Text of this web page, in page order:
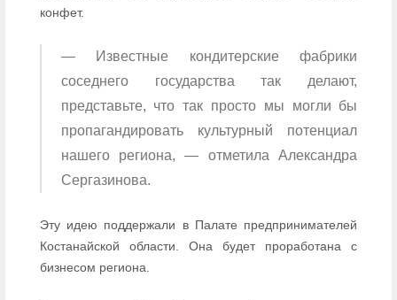
конфет.
— Известные кондитерские фабрики
соседнего государства так делают,
представьте, что так просто мы могли бы
пропагандировать культурный потенциал
нашего региона, — отметила Александра
Сергазинова.
Эту идею поддержали в Палате предпринимателей
Костанайской области. Она будет проработана с
бизнесом региона.